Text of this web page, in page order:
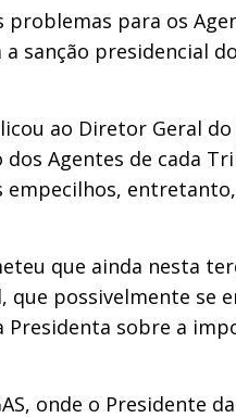
para os
sanção presidencial
ao Diretor Geral do
Agentes de cada
que ainda nesta
possivelmente se
sobre a
onde o Presidente